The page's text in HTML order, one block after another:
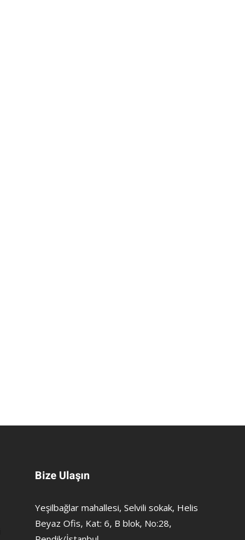
Bize Ulaşın
Yeşilbağlar mahallesi, Selvili sokak, Helis
Beyaz Ofis, Kat: 6, B blok, No:28,